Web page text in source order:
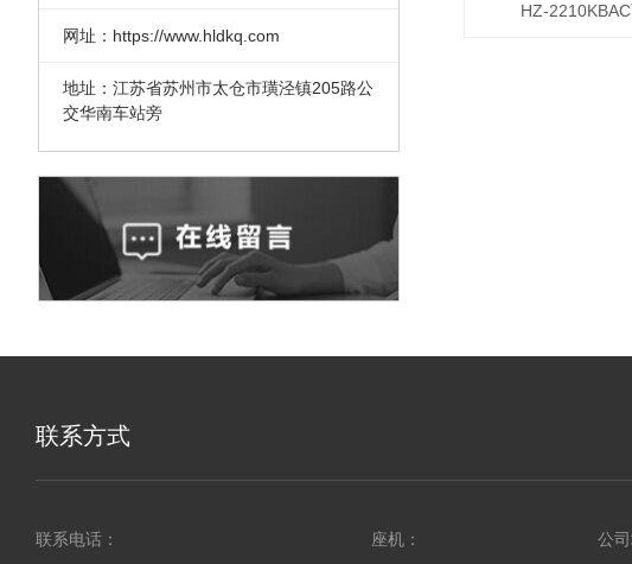
网址：https://www.hldkq.com
地址：江苏省苏州市太仓市璜泾镇205路公
交华南车站旁
HZ-
联系方式
联系电话： 座机： 公司